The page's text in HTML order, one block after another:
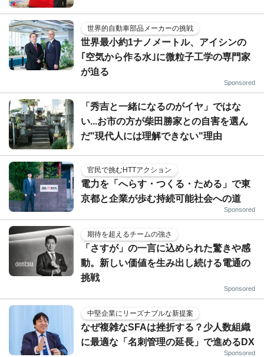
世界的自動車部品メーカーの挑戦
世界最小約1ナノメートル、アイシンの
｢空気から作る水｣に微粒子工学の専門家
が迫る
Sponsored
「秀吉と一緒になるのがイヤ」ではな
い...お市の方が柴田勝家との自害を選ん
だ"現代人には理解できない"理由
官民で挑むHTTアクション
電力を「へらす・つくる・ためる」で東
京都と企業が歩む持続可能社会への道
Sponsored
期待を超えるチームの強さ
「さすが」の一言に込められた驚きや感
動。新しい価値を生み出し続ける電通の
挑戦
Sponsored
中堅企業にリーズナブルな新提案
なぜ複雑なSFAは挫折する？少人数組織
に最適な「名刺管理の延長」で進めるDX
Sponsored